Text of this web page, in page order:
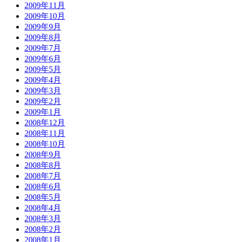
2009年11月
2009年10月
2009年9月
2009年8月
2009年7月
2009年6月
2009年5月
2009年4月
2009年3月
2009年2月
2009年1月
2008年12月
2008年11月
2008年10月
2008年9月
2008年8月
2008年7月
2008年6月
2008年5月
2008年4月
2008年3月
2008年2月
2008年1月